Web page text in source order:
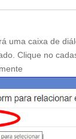
uma caixa de
Clique no